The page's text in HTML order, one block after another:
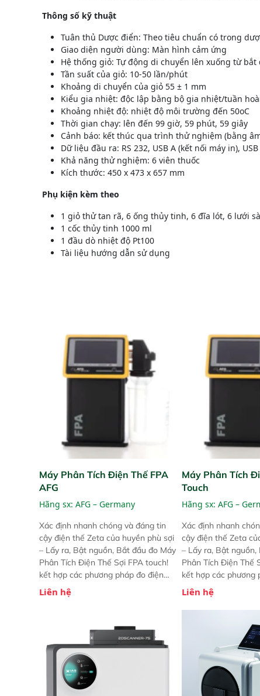
Thông số kỹ thuật
Tuân thủ Dược điển: Theo tiêu chuẩn có trong
Giao diện người dùng: Màn hình cảm ứng
Hệ thống giỏ: Tự động di chuyển lên xuống từ
Tần suất của giỏ: 10-50 lần/phút
Khoảng di chuyển của giỏ 55 ± 1 mm
Kiểu gia nhiệt: độc lập bằng bộ gia nhiệt/tuần
Khoảng nhiệt độ: nhiệt độ môi trường đến 50oC
Thời gian chạy: lên đến 99 giờ, 59 phút, 59 giây
Cảnh báo: kết thúc qua trình thử nghiệm (bằng
Dữ liệu đầu ra: RS 232, USB A (kết nối máy in),
Khả năng thử nghiệm: 6 viên thuốc
Kích thước: 450 x 473 x 657 mm
Phụ kiện kèm theo
1 giỏ thử tan rã, 6 ống thủy tinh, 6 đĩa lót, 6 lưới
1 cốc thủy tinh 1000 ml
1 đầu dò nhiệt độ Pt100
Tài liệu hướng dẫn sử dụng
Máy Phân Tích Điện Thế FPA
AFG
Hãng sx: AFG – Germany
Xác định nhanh chóng và đáng tin
cậy điện thế Zeta của huyền phù sợi
– Lấy ra, Bật nguồn, Bắt đầu đo Máy
Phân Tích Điện Thế Sợi FPA touch!
kết hợp các phương pháp đo điện
thế Zeta đã được chứng minh với sự
đơn giản tuyệt vời trong thao tác và
trước đó. Nhưng so với các phiên
bản trước, FPA touch! nhỏ hơn và
nhẹ hơn đáng kể, đồng thời được
nâng cấp với các tính năng mới.
Liên hệ
Máy Phân Tích
Touch
Hãng sx: AFG –
Xác định nhanh
cậy điện thế Zeta
– Lấy ra, Bật
Phân Tích Điện Thế
kết hợp các phương
thế Zeta đã được
đơn giản tuyệt vời
vận hành của các
trước đó. Nhưng so
bản trước, FPA
nhẹ hơn đáng kể,
nâng cấp với các
Liên hệ